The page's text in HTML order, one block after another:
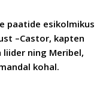
paatide esikolmikus
–Castor, kapten
ning Meribel,
kohal.